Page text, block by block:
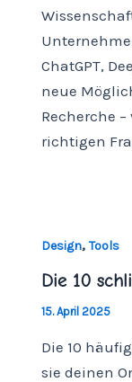
ChatGPT,
neue
Recherche
richtigen
Design, Tools
Die 10
15. April 2025
Die 10
sie deinen